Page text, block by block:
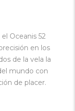
Oceanis 52
en los
de la vela la
mundo con
de placer.